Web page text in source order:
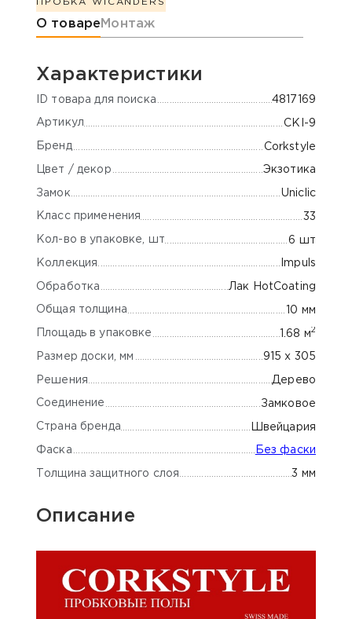
ПРОБКА WICANDERS
Информация о товаре
О товаре Монтаж
Характеристики
ID товара для поиска 4817169
Артикул CKI-9
Бренд Corkstyle
Цвет / декор Экзотика
Замок Uniclic
Класс применения 33
Кол-во в упаковке, шт 6 шт
Коллекция Impuls
Обработка Лак HotCoating
Общая толщина 10 мм
Площадь в упаковке 1.68 м2
Размер доски, мм 915 x 305
Решения Дерево
Соединение Замковое
Страна бренда Швейцария
Фаска Без фаски
Толщина защитного слоя 3 мм
Описание